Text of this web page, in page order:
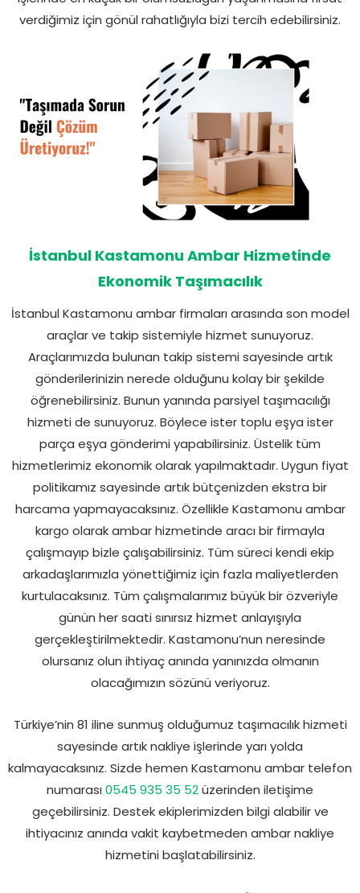
verdiğimiz için gönül rahatlığıyla bizi tercih edebilirsiniz.
İstanbul Kastamonu Ambar Hizmetinde
Ekonomik Taşımacılık
İstanbul Kastamonu ambar firmaları arasında son model
araçlar ve takip sistemiyle hizmet sunuyoruz.
Araçlarımızda bulunan takip sistemi sayesinde artık
gönderilerinizin nerede olduğunu kolay bir şekilde
öğrenebilirsiniz. Bunun yanında parsiyel taşımacılığı
hizmeti de sunuyoruz. Böylece ister toplu eşya ister
parça eşya gönderimi yapabilirsiniz. Üstelik tüm
hizmetlerimiz ekonomik olarak yapılmaktadır. Uygun fiyat
politikamız sayesinde artık bütçenizden ekstra bir
harcama yapmayacaksınız. Özellikle Kastamonu ambar
kargo olarak ambar hizmetinde aracı bir firmayla
çalışmayıp bizle çalışabilirsiniz. Tüm süreci kendi ekip
arkadaşlarımızla yönettiğimiz için fazla maliyetlerden
kurtulacaksınız. Tüm çalışmalarımız büyük bir özveriyle
günün her saati sınırsız hizmet anlayışıyla
gerçekleştirilmektedir. Kastamonu’nun neresinde
olursanız olun ihtiyaç anında yanınızda olmanın
olacağımızın sözünü veriyoruz.
Türkiye’nin 81 iline sunmuş olduğumuz taşımacılık hizmeti
sayesinde artık nakliye işlerinde yarı yolda
kalmayacaksınız. Sizde hemen Kastamonu ambar telefon
numarası 0545 935 35 52üzerinden iletişime
geçebilirsiniz. Destek ekiplerimizden bilgi alabilir ve
ihtiyacınız anında vakit kaybetmeden ambar nakliye
hizmetini başlatabilirsiniz.